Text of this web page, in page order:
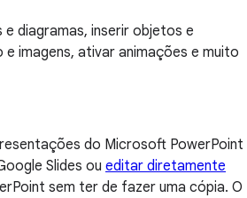
diagramas, inserir objetos e
imagens, ativar animações e muito
do Microsoft PowerPoint
Slides ou editar diretamente
sem ter de fazer uma cópia. O